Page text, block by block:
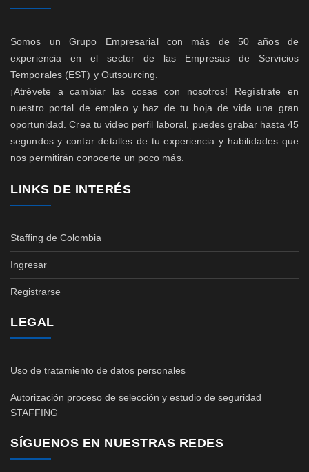
Somos un Grupo Empresarial con más de 50 años de
experiencia en el sector de las Empresas de Servicios
Temporales (EST) y Outsourcing.
¡Atrévete a cambiar las cosas con nosotros! Regístrate en
nuestro portal de empleo y haz de tu hoja de vida una gran
oportunidad. Crea tu video perfil laboral, puedes grabar hasta 45
segundos y contar detalles de tu experiencia y habilidades que
nos permitirán conocerte un poco más.
LINKS DE INTERÉS
Staffing de Colombia
Ingresar
Registrarse
LEGAL
Uso de tratamiento de datos personales
Autorización proceso de selección y estudio de seguridad
STAFFING
SÍGUENOS EN NUESTRAS REDES